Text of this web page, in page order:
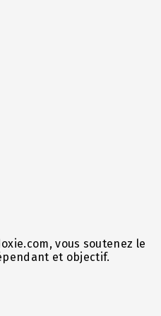
vous soutenez le
et objectif.